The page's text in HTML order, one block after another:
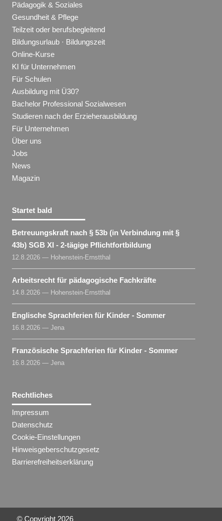
Pädagogik & Soziales
Gesundheit & Pflege
Teilzeit oder berufsbegleitend
Bildungsurlaub · Bildungszeit
Online-Kurse
KI für Unternehmen
Für Schulen
Ausbildung mit Ü30?
Bachelor Professional Sozialwesen
Studieren nach der Erzieherausbildung
Für Unternehmen
Über uns
Jobs
News
Magazin
Startet bald
Betreuungskraft nach § 53b (in Verbindung mit §
43b) SGB XI - 2-tägige Pflichtfortbildung
12.8.2026 — Hohenstein-Ernstthal
Arbeitsrecht für pädagogische Fachkräfte
14.8.2026 — Hohenstein-Ernstthal
Englische Sprachferien für Kinder - Sommer
16.8.2026 — Jena
Französische Sprachferien für Kinder - Sommer
16.8.2026 — Jena
Rechtliches
Impressum
Datenschutz
Cookie-Einstellungen
Hinweisgeberschutzgesetz
Barrierefreiheitserklärung
© Copyright 2026